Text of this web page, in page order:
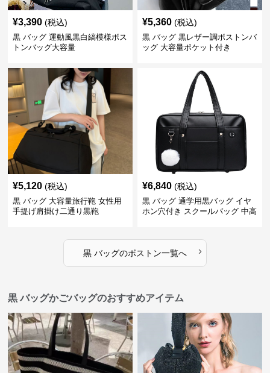
¥3,390 (税込)
黒 バッグ 運動風黒白縞模様ボス
トンバッグ大容量
¥5,360 (税込)
黒 バッグ 黒レザー調ボストンバ
ッグ 大容量ポケット付き
¥5,120 (税込)
黒 バッグ 大容量旅行鞄 女性用
手提げ肩掛け二通り黒鞄
¥6,840 (税込)
黒 バッグ 通学用黒バッグ イヤ
ホン穴付き スクールバッグ 中高
黒 バッグのボストン一覧へ ›
黒 バッグかごバッグのおすすめアイテム